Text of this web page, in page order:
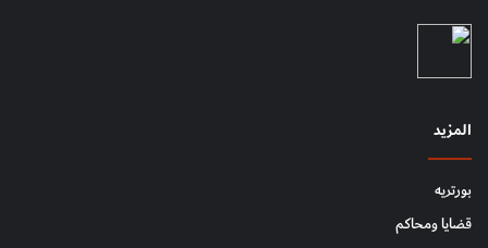
المزيد
بورتريه
قضايا ومحاكم